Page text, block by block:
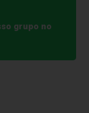
grupo no